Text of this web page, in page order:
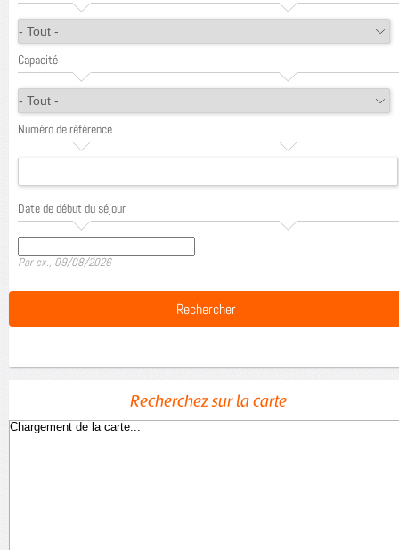
Capacité
Numéro de référence
Date de début du séjour
Date
Par ex., 09/08/2026
Recherchez sur la carte
Chargement de la carte...